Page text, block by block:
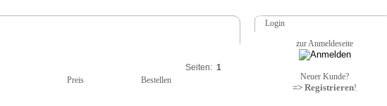
Seiten: 1
Preis Bestellen
Login
zur Anmeldeseite
Neuer Kunde?
=> Registrieren!